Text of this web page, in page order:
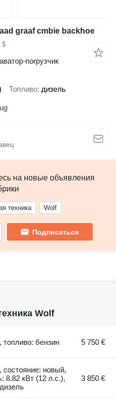
graaf cmbie backhoe
$
погрузчик
Топливо дизель
на новые объявления
техника Wolf
Подписаться
Wolf
топливо: бензин 5 750 €
состояние: новый,
8.82 кВт (12 л.с.),
3 850 €